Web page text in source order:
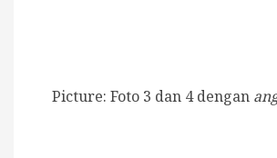
Picture: Foto 3 dan 4 dengan